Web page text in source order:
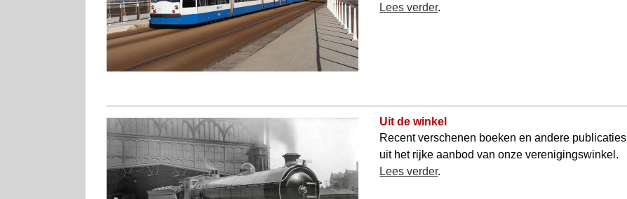
Lees verder.
Uit de winkel
Recent verschenen boeken en andere publicaties
uit het rijke aanbod van onze verenigings­winkel.
Lees verder.